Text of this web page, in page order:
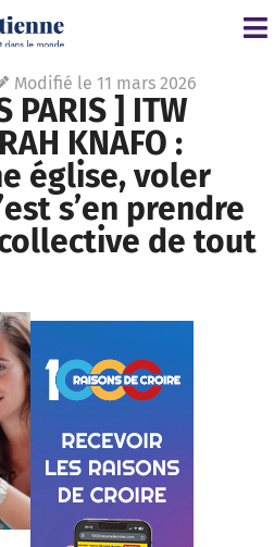
Modifié le 11 mars 2026
PARIS ] ITW
KNAFO :
église, voler
s’en prendre
de tout